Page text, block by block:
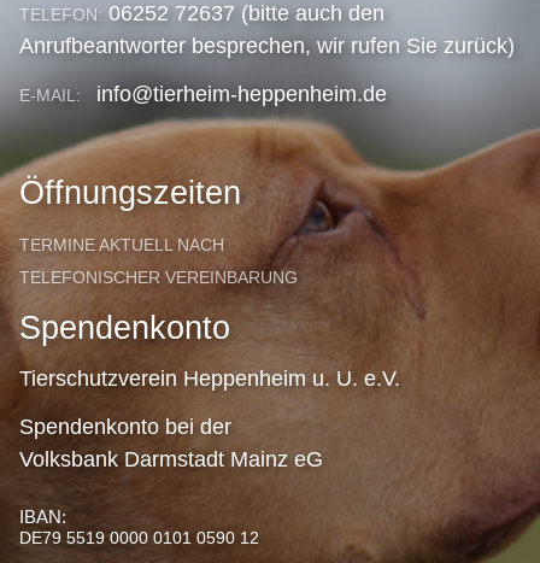
TELEFON: 06252 72637 (bitte auch den
Anrufbeantworter besprechen, wir rufen Sie zurück)
E-MAIL: info@tierheim-heppenheim.de
Öffnungszeiten
TERMINE AKTUELL NACH
TELEFONISCHER VEREINBARUNG
Spendenkonto
Tierschutzverein Heppenheim u. U. e.V.
Spendenkonto bei der
Volksbank Darmstadt Mainz eG
IBAN:
DE79 5519 0000 0101 0590 12